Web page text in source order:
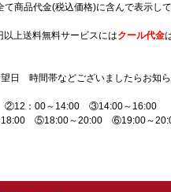
て商品代金(税込価格)に含んで表示して
上送料無料サービスにはクール代金
日 時間帯などございましたらお知
：00～14:00 ③14:00～16:00
18:00 ⑤18:00～20:00 ⑥19:00～